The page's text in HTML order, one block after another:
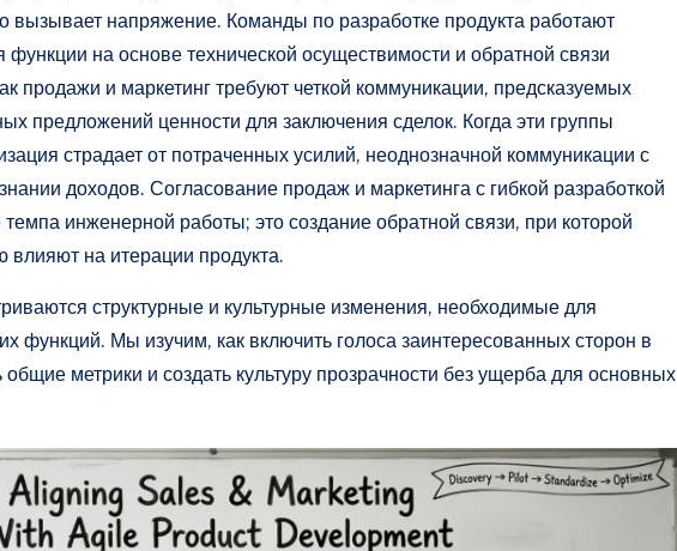
вызывает напряжение. Команды по разработке продукта работают
на основе технической осуществимости и обратной связи
продажи и маркетинг требуют четкой коммуникации, предсказуемых
предложений ценности для заключения сделок. Когда эти группы
страдает от потраченных усилий, неоднозначной коммуникации с
доходов. Согласование продаж и маркетинга с гибкой разработкой
инженерной работы; это создание обратной связи, при которой
на итерации продукта.
структурные и культурные изменения, необходимые для
функций. Мы изучим, как включить голоса заинтересованных сторон в
метрики и создать культуру прозрачности без ущерба для основных